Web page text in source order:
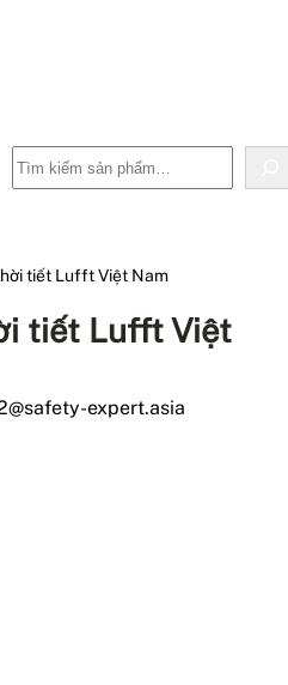
Tìm
kiếm
tiết Lufft Việt Nam
tiết Lufft Việt
expert.asia